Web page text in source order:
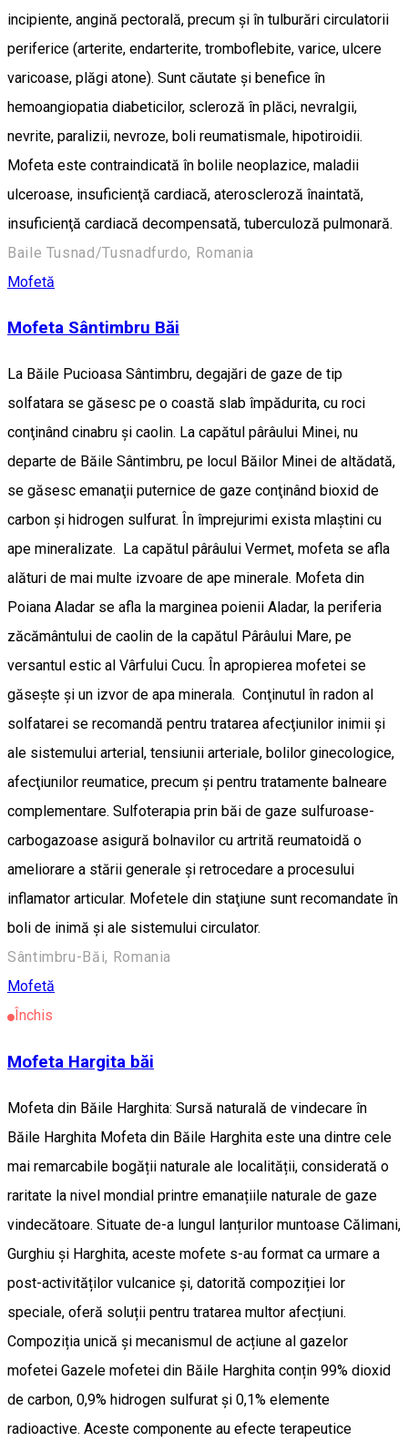
incipiente, angină pectorală, precum şi în tulburări circulatorii
periferice (arterite, endarterite, tromboflebite, varice, ulcere
varicoase, plăgi atone). Sunt căutate şi benefice în
hemoangiopatia diabeticilor, scleroză în plăci, nevralgii,
nevrite, paralizii, nevroze, boli reumatismale, hipotiroidii.
Mofeta este contraindicată în bolile neoplazice, maladii
ulceroase, insuficienţă cardiacă, ateroscleroză înaintată,
insuficienţă cardiacă decompensată, tuberculoză pulmonară.
Baile Tusnad/Tusnadfurdo, Romania
Mofetă
Mofeta Sântimbru Băi
La Băile Pucioasa Sântimbru, degajări de gaze de tip
solfatara se găsesc pe o coastă slab împădurita, cu roci
conţinând cinabru şi caolin. La capătul pârâului Minei, nu
departe de Băile Sântimbru, pe locul Băilor Minei de altădată,
se găsesc emanaţii puternice de gaze conţinând bioxid de
carbon şi hidrogen sulfurat. În împrejurimi exista mlaştini cu
ape mineralizate. La capătul pârâului Vermet, mofeta se afla
alături de mai multe izvoare de ape minerale. Mofeta din
Poiana Aladar se afla la marginea poienii Aladar, la periferia
zăcământului de caolin de la capătul Pârâului Mare, pe
versantul estic al Vârfului Cucu. În apropierea mofetei se
găseşte şi un izvor de apa minerala. Conţinutul în radon al
solfatarei se recomandă pentru tratarea afecţiunilor inimii şi
ale sistemului arterial, tensiunii arteriale, bolilor ginecologice,
afecţiunilor reumatice, precum şi pentru tratamente balneare
complementare. Sulfoterapia prin băi de gaze sulfuroase-
carbogazoase asigură bolnavilor cu artrită reumatoidă o
ameliorare a stării generale şi retrocedare a procesului
inflamator articular. Mofetele din staţiune sunt recomandate în
boli de inimă şi ale sistemului circulator.
Sântimbru-Băi, Romania
Mofetă
Închis
Mofeta Hargita băi
Mofeta din Băile Harghita: Sursă naturală de vindecare în
Băile Harghita Mofeta din Băile Harghita este una dintre cele
mai remarcabile bogății naturale ale localității, considerată o
raritate la nivel mondial printre emanațiile naturale de gaze
vindecătoare. Situate de-a lungul lanțurilor muntoase Călimani,
Gurghiu și Harghita, aceste mofete s-au format ca urmare a
post-activităților vulcanice și, datorită compoziției lor
speciale, oferă soluții pentru tratarea multor afecțiuni.
Compoziția unică și mecanismul de acțiune al gazelor
mofetei Gazele mofetei din Băile Harghita conțin 99% dioxid
de carbon, 0,9% hidrogen sulfurat și 0,1% elemente
radioactive. Aceste componente au efecte terapeutice